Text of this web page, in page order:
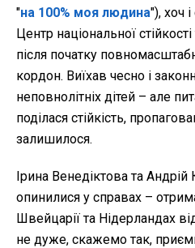
"на 100% моя людина"), хоч
Центр національної
після початку
кордон. Виїхав чесно і
неповнолітніх дітей – але
поділася стійкість,
залишилося.
Ірина Венедіктова та
опинилися у справах –
Швейцарії та Нідерландах
не дуже, скажемо так,